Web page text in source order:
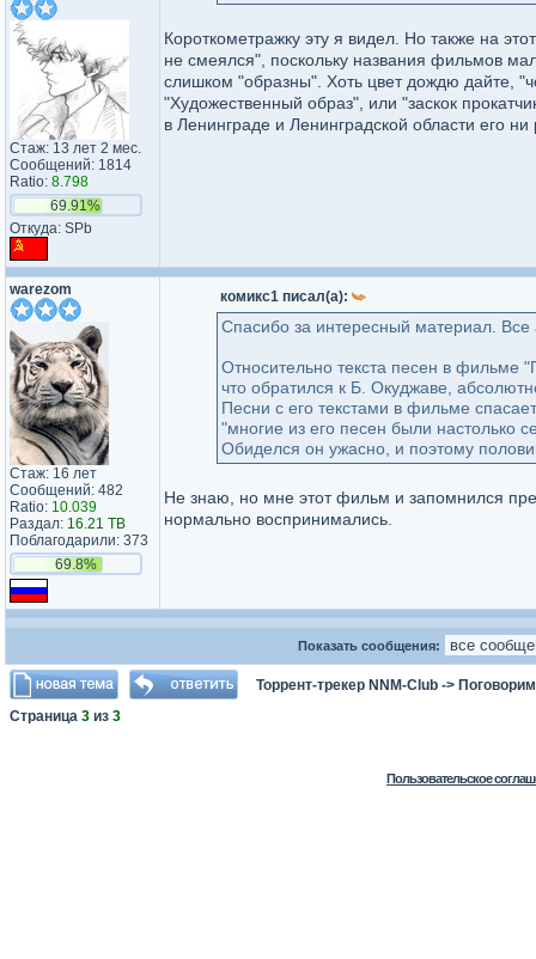
Стаж: 13 лет 2 мес.
Сообщений: 1814
Ratio: 8.798
69.91%
Откуда: SPb
Короткометражку эту я видел. Но также на
не смеялся", поскольку названия фильмов
слишком "образны". Хоть цвет дождю дайте,
"Художественный образ", или "заскок
в Ленинграде и Ленинградской области его
warezom
Стаж: 16 лет
Сообщений: 482
Ratio: 10.039
Раздал: 16.21 TB
Поблагодарили: 373
69.8%
комикс1 писал(а):
Спасибо за интересный материал.
Относительно текста песен в фильме
что обратился к Б. Окуджаве,
Песни с его текстами в фильме
"многие из его песен были настолько
Обиделся он ужасно, и поэтому
Не знаю, но мне этот фильм и запомнился
нормально воспринимались.
Показать сообщения:
Торрент-трекер NNM-Club -> Поговорим
Страница 3 из 3
Пользовательское